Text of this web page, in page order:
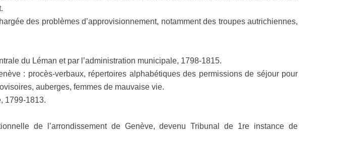
des problèmes d’approvisionnement, notamment des troupes autrichiennes,
du Léman et par l’administration municipale, 1798-1815.
: procès-verbaux, répertoires alphabétiques des permissions de séjour pour
auberges, femmes de mauvaise vie.
1799-1813.
de l’arrondissement de Genève, devenu Tribunal de 1re instance de